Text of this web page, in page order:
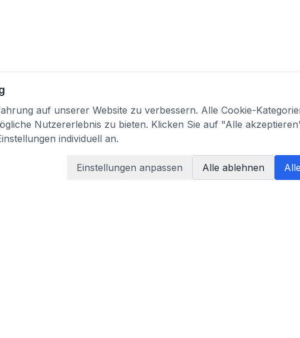
auf unserer Website zu verbessern. Alle Cookie-
Nutzererlebnis zu bieten. Klicken Sie auf "Alle
individuell an.
Einstellungen anpassen Alle ablehnen